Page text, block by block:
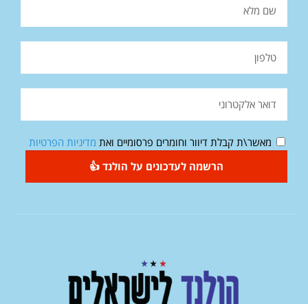
מאשר\ת קבלת דיוור וחומרים פרסומיים ואת מדיניות הפרטיות
הרשמה לעדכונים על הולנד 👍